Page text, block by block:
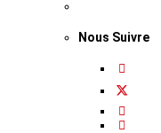
Nous Suivre